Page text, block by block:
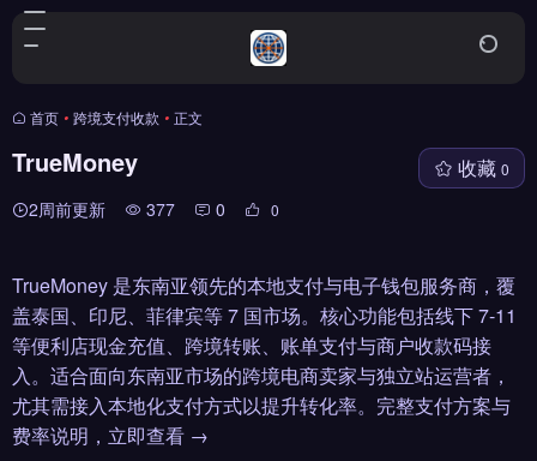
首页 • 跨境支付收款 • 正文
TrueMoney
2周前更新 377 0 0
收藏 0
TrueMoney 是东南亚领先的本地支付与电子钱包服务商，覆
盖泰国、印尼、菲律宾等 7 国市场。核心功能包括线下 7-11
等便利店现金充值、跨境转账、账单支付与商户收款码接
入。适合面向东南亚市场的跨境电商卖家与独立站运营者，
尤其需接入本地化支付方式以提升转化率。完整支付方案与
费率说明，立即查看 →